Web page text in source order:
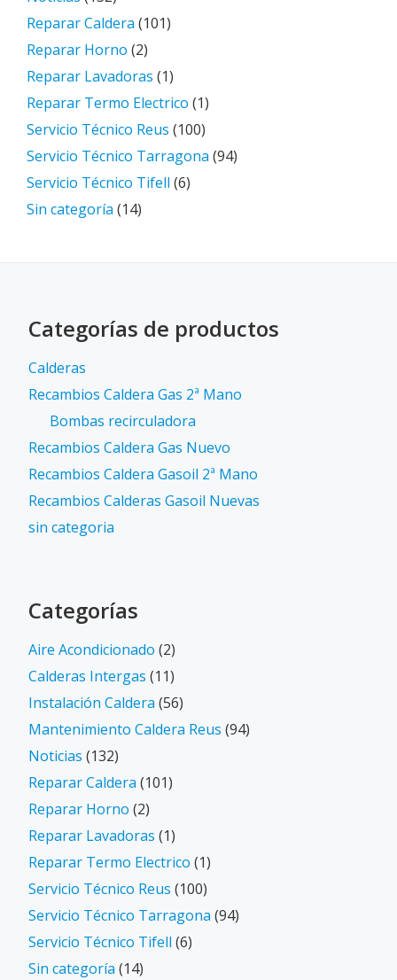
Reparar Caldera (101)
Reparar Horno (2)
Reparar Lavadoras (1)
Reparar Termo Electrico (1)
Servicio Técnico Reus (100)
Servicio Técnico Tarragona (94)
Servicio Técnico Tifell (6)
Sin categoría (14)
Categorías de productos
Calderas
Recambios Caldera Gas 2ª Mano
Bombas recirculadora
Recambios Caldera Gas Nuevo
Recambios Caldera Gasoil 2ª Mano
Recambios Calderas Gasoil Nuevas
sin categoria
Categorías
Aire Acondicionado (2)
Calderas Intergas (11)
Instalación Caldera (56)
Mantenimiento Caldera Reus (94)
Noticias (132)
Reparar Caldera (101)
Reparar Horno (2)
Reparar Lavadoras (1)
Reparar Termo Electrico (1)
Servicio Técnico Reus (100)
Servicio Técnico Tarragona (94)
Servicio Técnico Tifell (6)
Sin categoría (14)